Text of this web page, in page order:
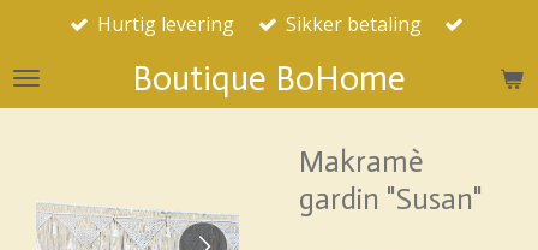
Spring
hovedindhold Boutique BoHome
Hurtig levering Sikker betaling
Makramè
gardin "Susan"